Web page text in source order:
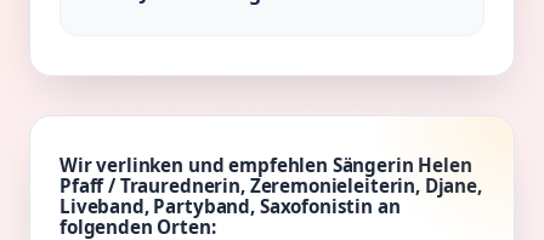
Wir verlinken und empfehlen Sängerin Helen
Pfaff / Traurednerin, Zeremonieleiterin, Djane,
Liveband, Partyband, Saxofonistin an
folgenden Orten: